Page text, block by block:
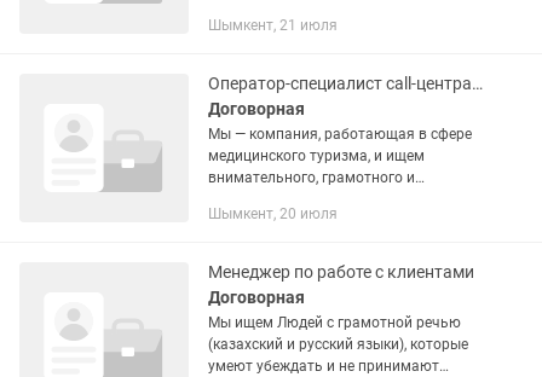
среде, готов к интересным задачам?
Шымкент, 21 июля
Оператор-специалист call-центра, менеджер по работе с клиентами
Договорная
Мы — компания, работающая в сфере
медицинского туризма, и ищем
внимательного, грамотного и
команду. Если вы умеете легко
грамотно...
Шымкент, 20 июля
Менеджер по работе с клиентами
Договорная
Мы ищем Людей с грамотной речью
(казахский и русский языки), которые
умеют убеждать и не принимают